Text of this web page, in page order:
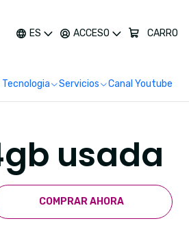
ES ACCESO CARRO
Servicios Canal Youtube
usada
COMPRAR AHORA